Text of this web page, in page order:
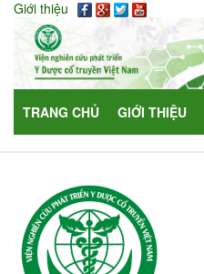
Giới thiệu
TRANG CHỦ GIỚI THIỆU